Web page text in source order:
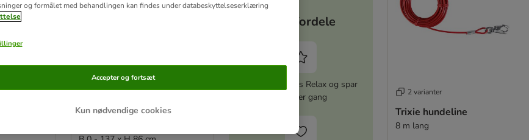
Ø 0,9 cm
Trixie udtrækkeligt
Dine fordele
Aktiver zooplus Relax og spar
5% hver gang
2 varianter
Trixie hundeline
8 m lang
og formålet med behandlingen kan findes under databeskyttelseserklæring
Kun nødvendige cookies
Accepter og fortsæt